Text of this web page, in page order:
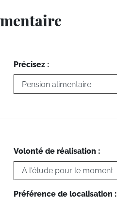
Précisez :
Volonté de réalisation :
Préférence de localisation :